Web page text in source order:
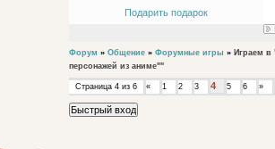
Подарить подарок
Форум » Общение » Форумные игры » Играем
персонажей из аниме""
Страница 4 из 6 « 1 2 3 4 5 6 »